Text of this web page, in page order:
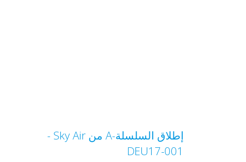
إطلاق السلسلة-A من Sky Air‏ -
DEU17-001